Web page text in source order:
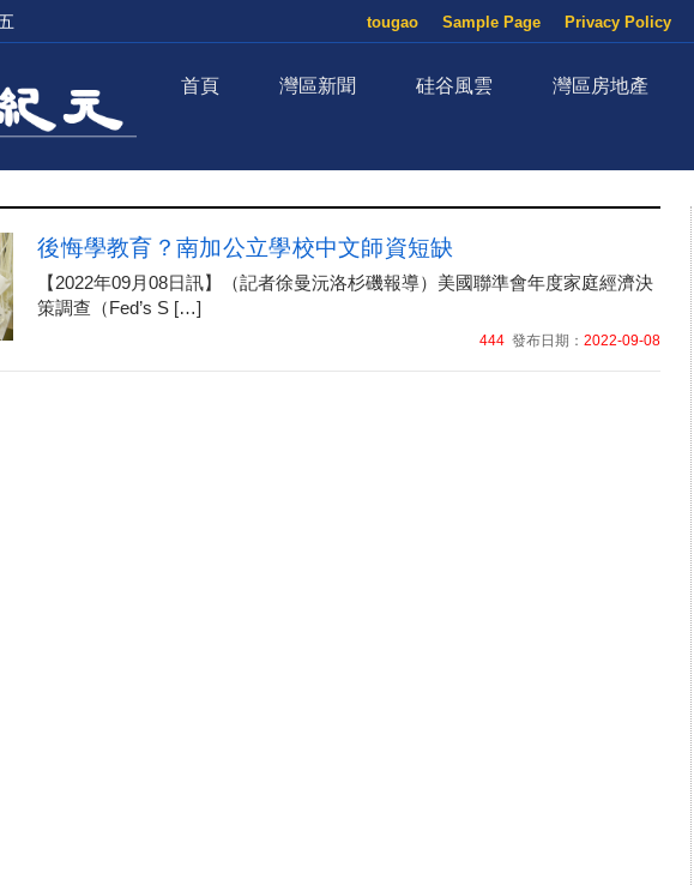
Privacy Policy
Sample Page
tougao
首頁 灣區新聞 硅谷風雲 灣區房地產
後悔學教育？南加公立學校中文師資短缺
【2022年09月08日訊】（記者徐曼沅洛杉磯報導）美國聯準會年度家庭經濟決
策調查（Fed’s S […]
444 發布日期： 2022-09-08